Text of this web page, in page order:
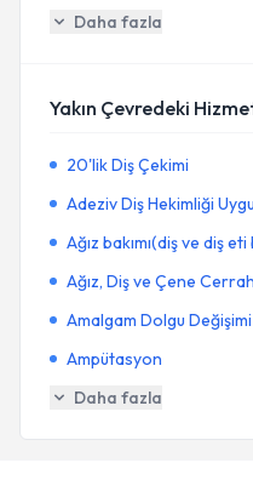
Daha fazla
Yakın Çevredeki
20'lik Diş Çekimi
Adeziv Diş Hekimliği
Ağız bakımı(diş ve diş eti
Ağız, Diş ve Çene
Amalgam Dolgu Değişimi
Ampütasyon
Daha fazla